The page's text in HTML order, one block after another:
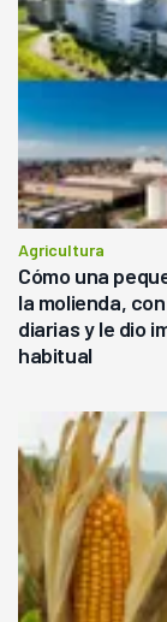
Agricultura
Cómo una
la molienda,
diarias y le dio
habitual